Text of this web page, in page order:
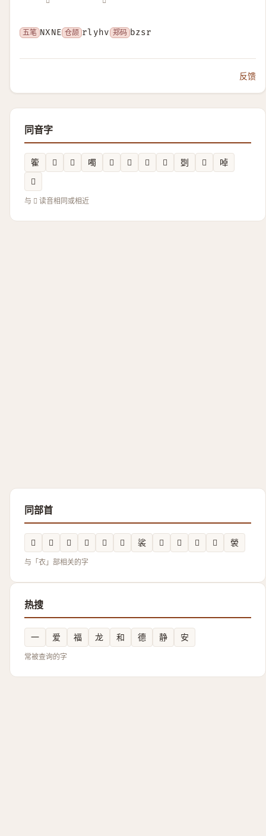
五笔 NXNE 仓颉 rlyhv 郑码 bzsr
反馈
同音字
篧 𩆸 𢁁 噣 𤥨 𩋁 𠛿 𧂒 㓸 𬖤
啅
𤅨
与 𧞐 读音相同或相近
同部首
𮕼 𫌏 𧝹 𲀻 𲁄 𧙯 裟 𳀶 𮕹 𮕨 𮖳 褮
与「衣」部相关的字
热搜
一 爱 福 龙 和 德 静 安
常被查询的字